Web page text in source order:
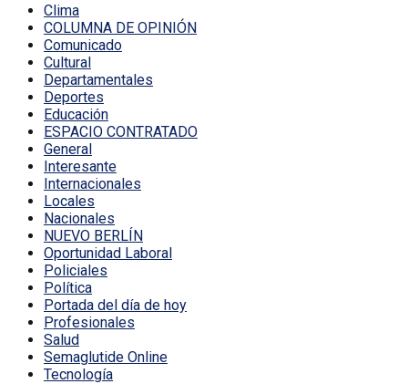
Clima
COLUMNA DE OPINIÓN
Comunicado
Cultural
Departamentales
Deportes
Educación
ESPACIO CONTRATADO
General
Interesante
Internacionales
Locales
Nacionales
NUEVO BERLÍN
Oportunidad Laboral
Policiales
Política
Portada del día de hoy
Profesionales
Salud
Semaglutide Online
Tecnología